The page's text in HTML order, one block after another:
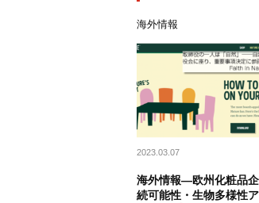
海外情報
2023.03.07
海外情報―欧州化粧品
続可能性・生物多様性